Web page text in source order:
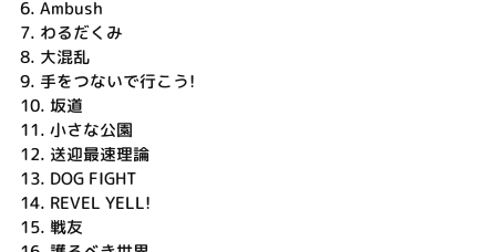
6. Ambush
7. わるだくみ
8. 大混乱
9. 手をつないで行こう!
10. 坂道
11. 小さな公園
12. 送迎最速理論
13. DOG FIGHT
14. REVEL YELL!
15. 戦友